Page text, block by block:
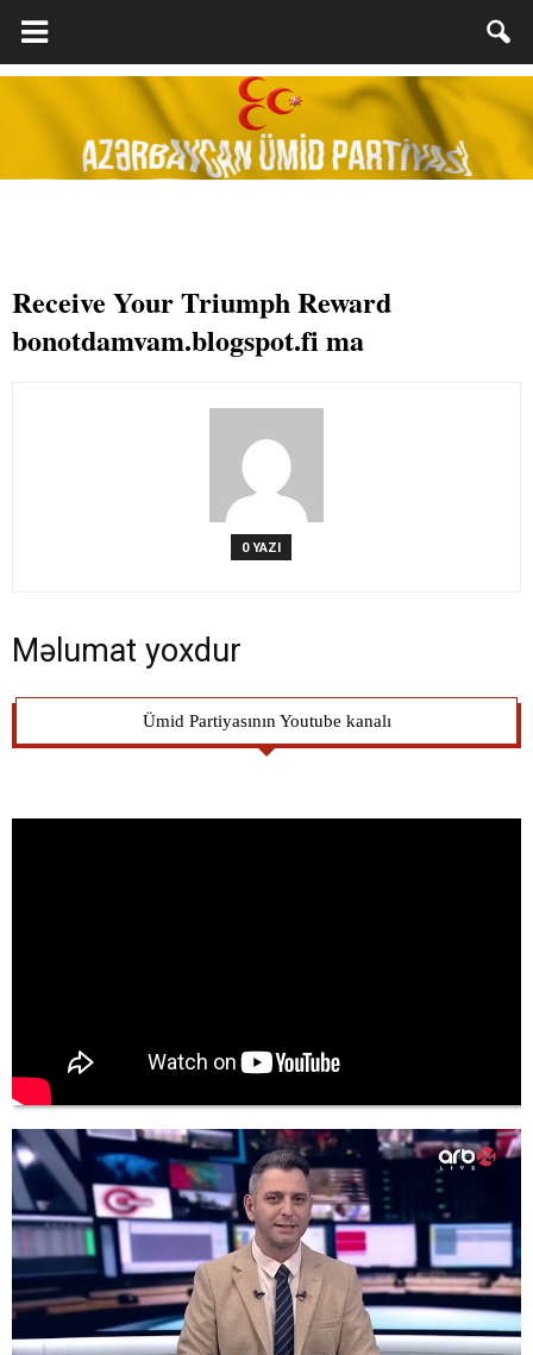
Receive Your Triumph Reward
bonotdamvam.blogspot.fi ma
0 YAZI
Məlumat yoxdur
Ümid Partiyasının Youtube kanalı